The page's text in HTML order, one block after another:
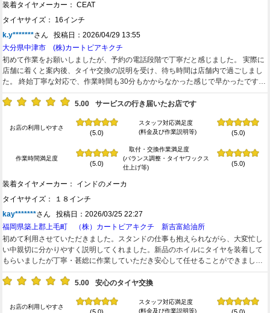
装着タイヤメーカー： CEAT
タイヤサイズ： 16インチ
k.y*******さん 投稿日：2026/04/29 13:55
大分県中津市 (株)カートピアキクチ
初めて作業をお願いしましたが、予約の電話段階で丁寧だと感じました。 実際に
店舗に着くと案内後、タイヤ交換の説明を受け、待ち時間は店舗内で過ごしまし
た。 終始丁寧な対応で、作業時間も30分もかからなかった感じで早かったです。
た。
5.00 サービスの行き届いたお店です
お店の利用しやすさ
(5.0)
スタッフ対応満足度
(料金及び作業説明等)
(5.0)
作業時間満足度
(5.0)
取付・交換作業満足度
(バランス調整・タイヤワックス
仕上げ等)
(5.0)
装着タイヤメーカー： インドのメーカ
タイヤサイズ： １８インチ
kay*******さん 投稿日：2026/03/25 22:27
福岡県築上郡上毛町 （株）カートピアキクチ 新吉富給油所
初めて利用させていただきました。スタンドの仕事も抱えられながら、大変忙し
い中親切に分かりやすく説明してくれました。新品のホイルにタイヤを装着して
もらいましたが丁寧・甚総に作業していただき安心して任せることができまし
がありましたらまたよろしくお願いいたします。
5.00 安心のタイヤ交換
お店の利用しやすさ
(5.0)
スタッフ対応満足度
(料金及び作業説明等)
(5.0)